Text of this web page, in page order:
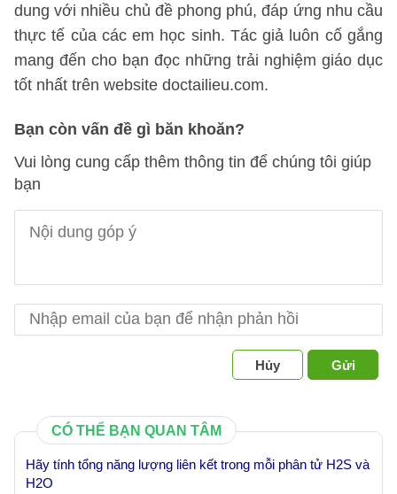
dung với nhiều chủ đề phong phú, đáp ứng nhu cầu
thực tế của các em học sinh. Tác giả luôn cố gắng
mang đến cho bạn đọc những trải nghiệm giáo dục
tốt nhất trên website doctailieu.com.
Bạn còn vấn đề gì băn khoăn?
Vui lòng cung cấp thêm thông tin để chúng tôi giúp
bạn
Hủy Gửi
CÓ THỂ BẠN QUAN TÂM
Hãy tính tổng năng lượng liên kết trong mỗi phân tử H2S và
H2O